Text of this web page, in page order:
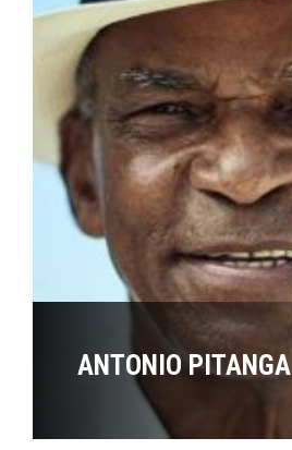
ANTONIO PITANGA